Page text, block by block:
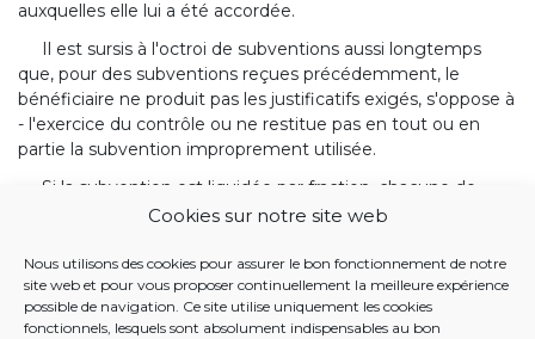
Cookies sur notre site web
Nous utilisons des cookies pour assurer le bon fonctionnement de notre
site web et pour vous proposer continuellement la meilleure expérience
possible de navigation. Ce site utilise uniquement les cookies
fonctionnels, lesquels sont absolument indispensables au bon
auxquelles elle lui a été accordée.
Il est sursis à l'octroi de subventions aussi longtemps
que, pour des subventions reçues précédemment, le
bénéficiaire ne produit pas les justificatifs exigés, s'oppose à
- l'exercice du contrôle ou ne restitue pas en tout ou en
partie la subvention improprement utilisée.
Si la subvention est liquidée par fraction, chacune de
celles-ci est considérée comme une subvention distincte
BANQUE DE DONNÉES JUSTEL